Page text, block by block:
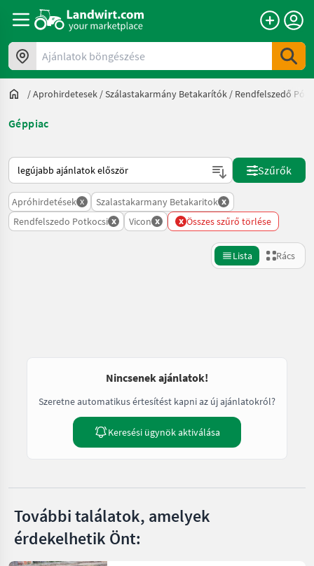
Ajánlatok böngészése
/Aprohirdetesek /Szálastakarmány Betakarítók / Rendfelszedő
Géppiac
Így van sorba rendezve a Landwirt.com-on
Szűrők
Apróhirdetések x Szalastakarmany Betakaritok x
Rendfelszedo Potkocsi x Vicon x x Összes szűrő törlése
Lista Rács
Nincsenek ajánlatok!
Szeretne automatikus értesítést kapni az új ajánlatokról?
Keresési ügynök aktiválása
További találatok, amelyek
érdekelhetik Önt: